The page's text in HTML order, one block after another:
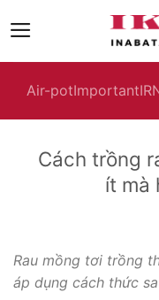
to
Air-potImportantIR
Cách trồng
ít mà
Rau mồng tơi trồng
áp dụng cách thức